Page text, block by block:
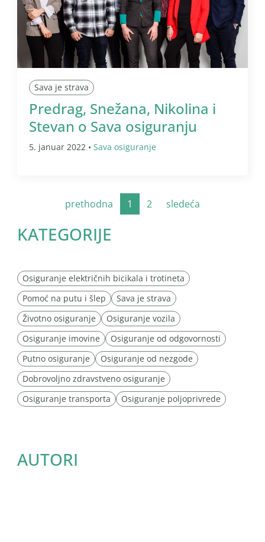
Sava je strava
Predrag, Snežana, Nikolina i
Stevan o Sava osiguranju
5. januar 2022 • Sava osiguranje
prethodna 1 2 sledeća
KATEGORIJE
Osiguranje električnih bicikala i trotineta
Pomoć na putu i šlep
Sava je strava
Životno osiguranje
Osiguranje vozila
Osiguranje imovine
Osiguranje od odgovornosti
Putno osiguranje
Osiguranje od nezgode
Dobrovoljno zdravstveno osiguranje
Osiguranje transporta
Osiguranje poljoprivrede
AUTORI